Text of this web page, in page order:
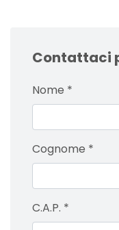
Contattaci
Nome *
Cognome *
C.A.P. *